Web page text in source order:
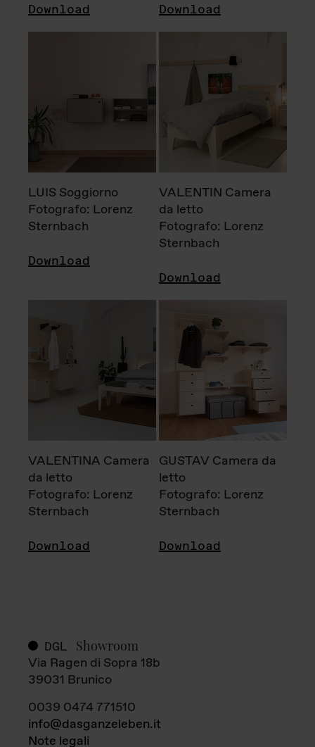
Download Download
LUIS Soggiorno
Fotografo: Lorenz
Sternbach
Download
VALENTIN Camera
da letto
Fotografo: Lorenz
Sternbach
Download
VALENTINA Camera
da letto
Fotografo: Lorenz
Sternbach
Download
GUSTAV Camera da
letto
Fotografo: Lorenz
Sternbach
Download
DGL Showroom
Via Ragen di Sopra 18b
39031 Brunico
0039 0474 771510
info@dasganzeleben.it
Note legali